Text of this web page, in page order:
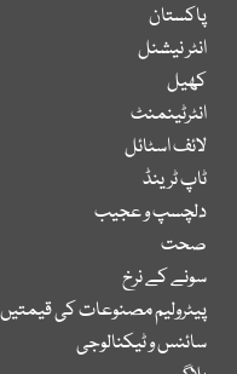
پاکستان
انٹر نیشنل
کھیل
انٹرٹینمنٹ
لائف اسٹائل
ٹاپ ٹرینڈ
دلچسپ و عجیب
صحت
سونے کے نرخ
پیٹرولیم مصنوعات کی قیمتیں
سائنس و ٹیکنالوجی